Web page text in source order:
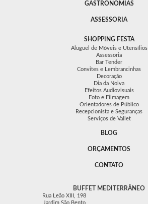
GASTRONOMIAS
ASSESSORIA
SHOPPING FESTA
Aluguel de Móveis e Utensílios
Assessoria
Bar Tender
Convites e Lembrancinhas
Decoração
Dia da Noiva
Efeitos Audiovisuais
Foto e Filmagem
Orientadores de Público
Recepcionista e Seguranças
Serviços de Vallet
BLOG
ORÇAMENTOS
CONTATO
BUFFET MEDITERRÂNEO
Rua Leão XIII, 198
Jardim São Bento